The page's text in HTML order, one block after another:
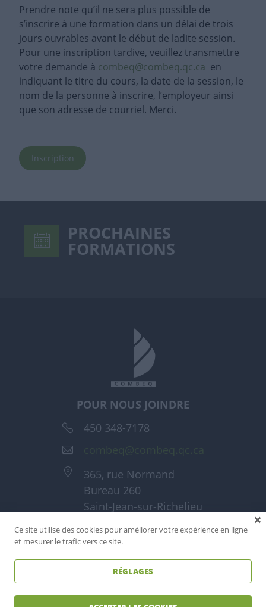
Prendre note qu’il ne sera plus possible de
s’inscrire à une formation dans un délai de trois
jours ouvrables avant le début de ladite session.
Pour une inscription tardive, veuillez transmettre
votre demande à combeq@combeq.qc.ca en
indiquant le titre du cours, la date de la session, le
nom de la personne à inscrire, l’employeur ainsi
que son adresse de courriel. Merci.
Inscription
PROCHAINES
FORMATIONS
POUR NOUS JOINDRE
450 348-7178
365, rue Normand
Bureau 260
Saint-Jean-sur-Richelieu
Tous droits réservés - Combeq 2026
Ce site utilise des cookies pour améliorer votre expérience en ligne
et mesurer le trafic vers ce site.
RÉGLAGES